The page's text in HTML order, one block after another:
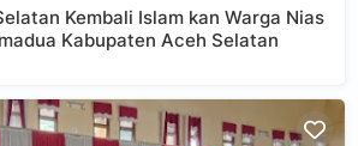
Kembali Islam kan Warga Nias
Kabupaten Aceh Selatan